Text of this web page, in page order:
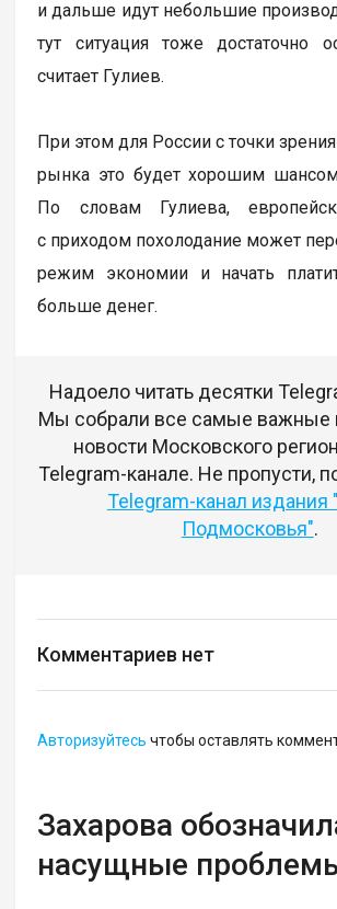
и дальше идут небольшие
тут ситуация тоже достаточно
считает Гулиев.
При этом для России с точки
рынка это будет хорошим шансом
По словам Гулиева,
с приходом похолодание может
режим экономии и начать
больше денег.
Надоело читать десятки
Мы собрали все самые важные
новости Московского
Telegram-канале. Не пропусти,
Telegram-канал издания
Подмосковья".
Комментариев нет
Авторизуйтесь чтобы оставлять
Захарова
насущные